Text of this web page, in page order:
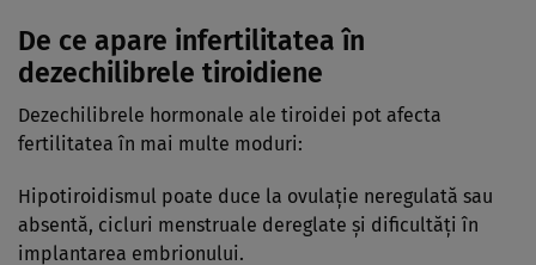
De ce apare infertilitatea în
dezechilibrele tiroidiene
Dezechilibrele hormonale ale tiroidei pot afecta
fertilitatea în mai multe moduri:
Hipotiroidismul poate duce la ovulație neregulată sau
absentă, cicluri menstruale dereglate și dificultăți în
implantarea embrionului.